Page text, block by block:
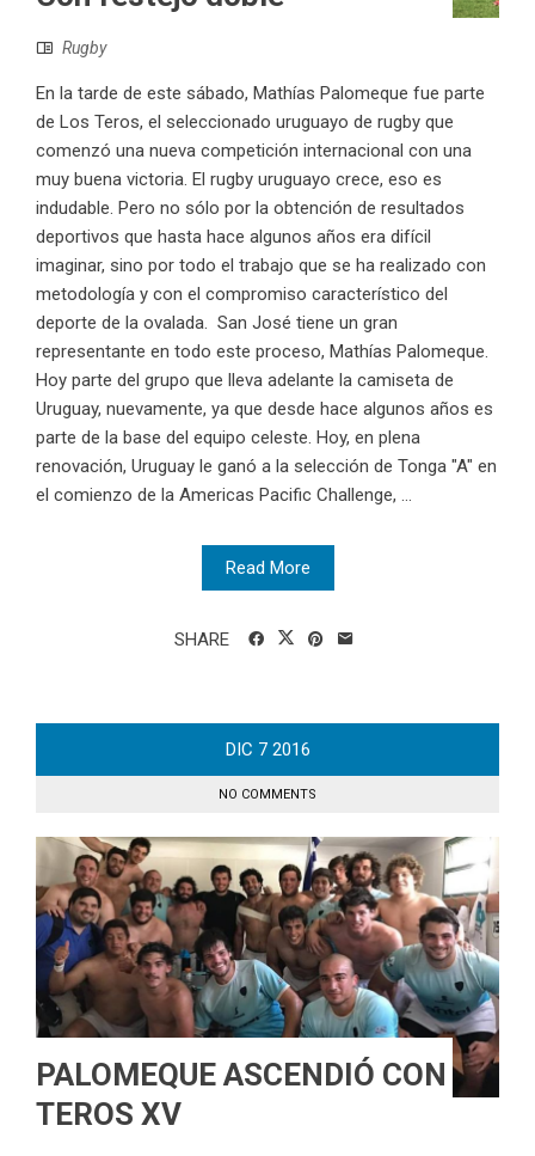
Rugby
En la tarde de este sábado, Mathías Palomeque fue parte
de Los Teros, el seleccionado uruguayo de rugby que
comenzó una nueva competición internacional con una
muy buena victoria. El rugby uruguayo crece, eso es
indudable. Pero no sólo por la obtención de resultados
deportivos que hasta hace algunos años era difícil
imaginar, sino por todo el trabajo que se ha realizado con
metodología y con el compromiso característico del
deporte de la ovalada. San José tiene un gran
representante en todo este proceso, Mathías Palomeque.
Hoy parte del grupo que lleva adelante la camiseta de
Uruguay, nuevamente, ya que desde hace algunos años es
parte de la base del equipo celeste. Hoy, en plena
renovación, Uruguay le ganó a la selección de Tonga "A" en
el comienzo de la Americas Pacific Challenge, ...
Read More
SHARE
DIC 7 2016
NO COMMENTS
PALOMEQUE ASCENDIÓ CON
TEROS XV